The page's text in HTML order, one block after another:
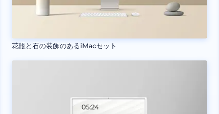
花瓶と石の装飾のあるiMacセット